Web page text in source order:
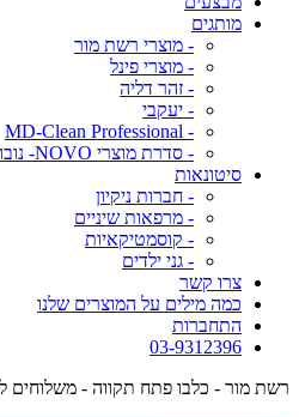
מותגים
- מוצרי רשת מור
- מוצרי פינל
- זהר דליה
- יעקבי
- MD-Clean Professional
- סדרת מוצרי NOVO- נובו- ללא פרבנים
סיטונאות
- חברות ניקיון
- מרפאות שיניים
- קוסמטיקאיות
- גני ילדים
צרו קשר
כמה מילים על המוצרים שלנו
התחברות
03-9312396
רשת מור - כלבו פתח תקווה - משלוחים לכל הארץ -